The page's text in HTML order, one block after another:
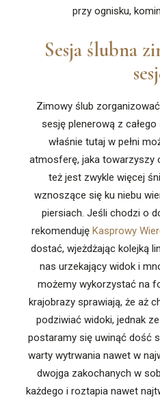
przy ognisku,
Sesja ślubna
Zimowy ślub
sesję plenerową z
właśnie tutaj w pełni
atmosferę, jaka towarzyszy
też jest zwykle więcej
wznoszące się ku niebu
piersiach. Jeśli chodzi o
rekomenduję Kasprowy
dostać, wjeżdżając kolejką
nas urzekający widok i
możemy wykorzystać na
krajobrazy sprawiają, że aż
podziwiać widoki, jednak
postaramy się uwinąć dość
warty wytrwania nawet w
dwojga zakochanych w
każdego i roztapia nawet